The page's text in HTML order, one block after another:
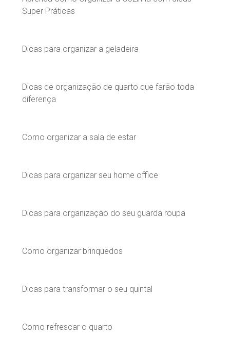
Super Práticas
Dicas para organizar a geladeira
Dicas de organização de quarto que farão toda
diferença
Como organizar a sala de estar
Dicas para organizar seu home office
Dicas para organização do seu guarda roupa
Como organizar brinquedos
Dicas para transformar o seu quintal
Como refrescar o quarto